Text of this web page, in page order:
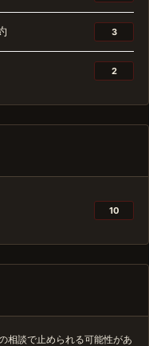
3
2
10
相談で止められる可能性があ